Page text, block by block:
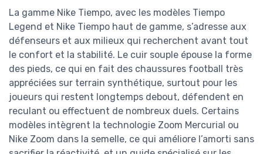
La gamme Nike Tiempo, avec les modèles Tiempo
Legend et Nike Tiempo haut de gamme, s’adresse aux
défenseurs et aux milieux qui recherchent avant tout
le confort et la stabilité. Le cuir souple épouse la forme
des pieds, ce qui en fait des chaussures football très
appréciées sur terrain synthétique, surtout pour les
joueurs qui restent longtemps debout, défendent en
reculant ou effectuent de nombreux duels. Certains
modèles intègrent la technologie Zoom Mercurial ou
Nike Zoom dans la semelle, ce qui améliore l’amorti sans